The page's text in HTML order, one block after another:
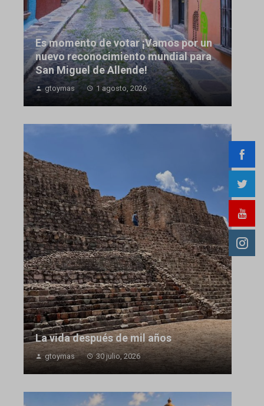
Es momento de votar ¡Vamos por un
nuevo reconocimiento mundial para
San Miguel de Allende!
gtoymas 1 agosto, 2026
La vida después de mil años
gtoymas 30 julio, 2026